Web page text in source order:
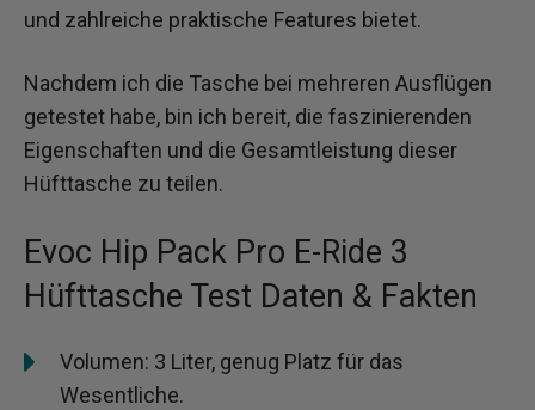
und zahlreiche praktische Features bietet.
Nachdem ich die Tasche bei mehreren Ausflügen
getestet habe, bin ich bereit, die faszinierenden
Eigenschaften und die Gesamtleistung dieser
Hüfttasche zu teilen.
Evoc Hip Pack Pro E-Ride 3
Hüfttasche Test Daten & Fakten
Volumen: 3 Liter, genug Platz für das
Wesentliche.